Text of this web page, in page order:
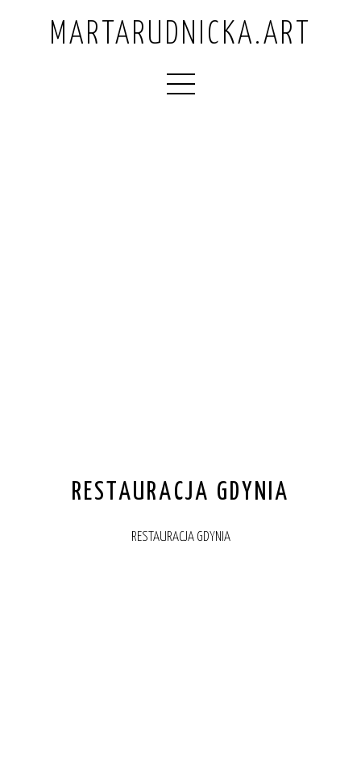
MARTARUDNICKA.ART
RESTAURACJA GDYNIA
RESTAURACJA GDYNIA